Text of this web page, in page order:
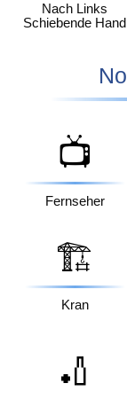
Nach Links
Schiebende Hand
📺
Fernseher
🏗️
Kran
🏏